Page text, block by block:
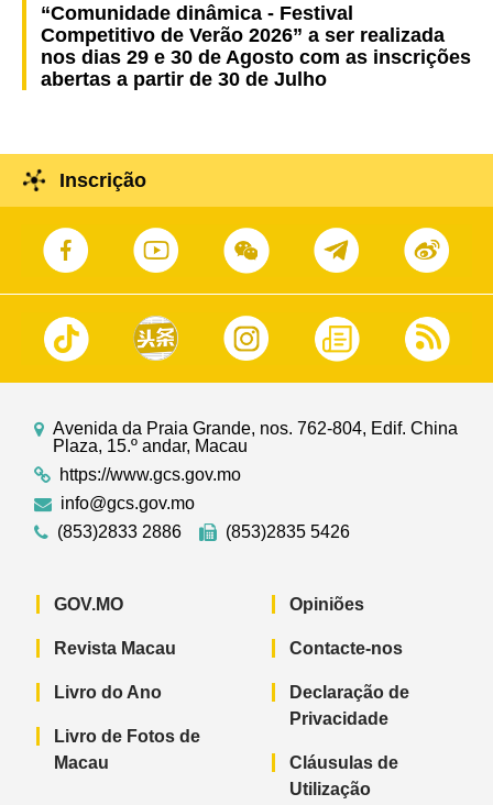
“Comunidade dinâmica - Festival
Competitivo de Verão 2026” a ser realizada
nos dias 29 e 30 de Agosto com as inscrições
abertas a partir de 30 de Julho
Inscrição
Avenida da Praia Grande, nos. 762-804, Edif. China
Plaza, 15.º andar, Macau
https://www.gcs.gov.mo
info@gcs.gov.mo
(853)2833 2886
(853)2835 5426
GOV.MO
Revista Macau
Livro do Ano
Livro de Fotos de
Macau
Opiniões
Contacte-nos
Declaração de
Privacidade
Cláusulas de
Utilização